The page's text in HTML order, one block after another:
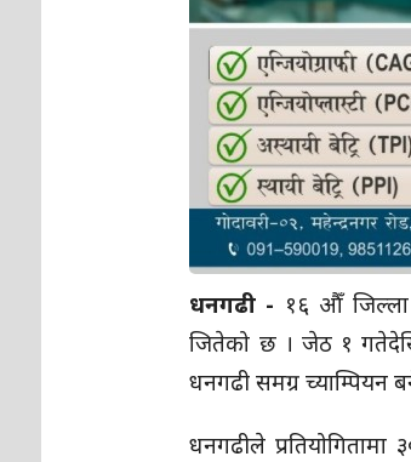
धनगढी - १६ औँ जिल्ला
जितेको छ । जेठ १ गतेदेखि
धनगढी समग्र च्याम्पियन
धनगढीले